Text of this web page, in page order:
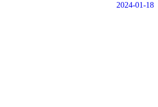
2024-01-18